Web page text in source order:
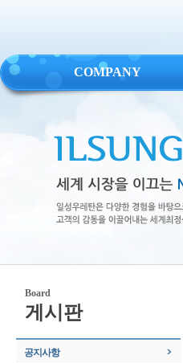
COMPANY
Board
게시판
공지사항